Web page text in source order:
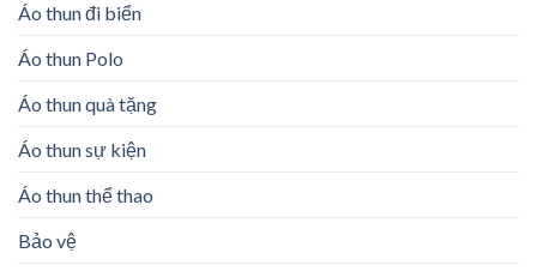
Áo thun đi biển
Áo thun Polo
Áo thun quà tặng
Áo thun sự kiện
Áo thun thể thao
Bảo vệ